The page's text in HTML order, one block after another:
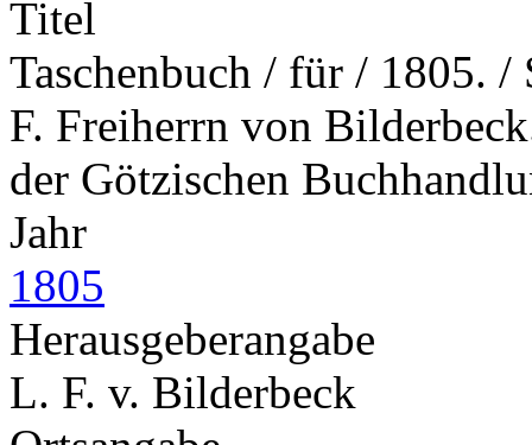
Titel
Taschenbuch / für / 1805.
F. Freiherrn von
der Götzischen
Jahr
1805
Herausgeberangabe
L. F. v. Bilderbeck